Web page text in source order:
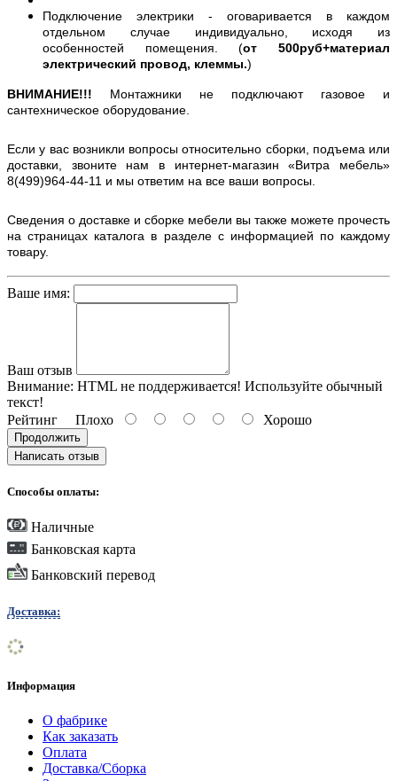
Подключение электрики - оговаривается в каждом
отдельном случае индивидуально, исходя из
особенностей помещения. (от 500руб+материал
электрический провод, клеммы.)
ВНИМАНИЕ!!! Монтажники не подключают газовое и
сантехническое оборудование.
Если у вас возникли вопросы относительно сборки, подъема или
доставки, звоните нам в интернет-магазин «Витра мебель»
8(499)964-44-11 и мы ответим на все ваши вопросы.
Сведения о доставке и сборке мебели вы также можете прочесть
на страницах каталога в разделе с информацией по каждому
товару.
Ваше имя:
Ваш отзыв
Внимание: HTML не поддерживается! Используйте обычный
текст!
Рейтинг Плохо Хорошо
Продолжить
Написать отзыв
Способы оплаты:
Наличные
Банковская карта
Банковский перевод
Доставка:
Информация
О фабрике
Как заказать
Оплата
Доставка/Сборка